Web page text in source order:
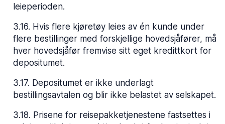
leieperioden.
3.16. Hvis flere kjøretøy leies av én kunde under
flere bestillinger med forskjellige hovedsjåfører, må
hver hovedsjåfør fremvise sitt eget kredittkort for
depositumet.
3.17. Depositumet er ikke underlagt
bestillingsavtalen og blir ikke belastet av selskapet.
3.18. Prisene for reisepakketjenestene fastsettes i